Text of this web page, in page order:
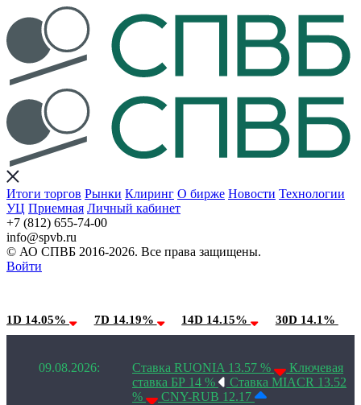
Итоги торгов Рынки Клиринг О бирже Новости Технологии
УЦ Приемная Личный кабинет
+7 (812) 655-74-00
info@spvb.ru
© АО СПВБ 2016-2026. Все права защищены.
Войти
1D 14.05% 7D 14.19% 14D 14.15% 30D 14.1%
09.08.2026: Ставка RUONIA 13.57 %
Ключевая
ставка БР 14 %
Ставка MIACR 13.52
%
CNY-RUB 12.17